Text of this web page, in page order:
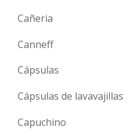
Cañeria
Canneff
Cápsulas
Cápsulas de lavavajillas
Capuchino